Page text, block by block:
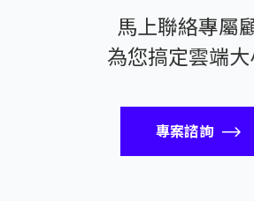
馬上聯絡專屬
為您搞定雲端
專案諮詢